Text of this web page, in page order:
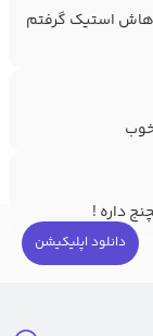
استیک گرفتم
خوب
داره !
دانلود اپلیکیشن